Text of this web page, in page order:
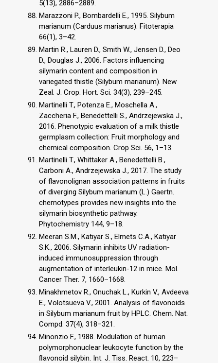
5(13), 2886–2889.
Marazzoni P., Bombardelli E., 1995. Silybum
marianum (Carduus marianus). Fitoterapia
66(1), 3–42.
Martin R., Lauren D., Smith W., Jensen D., Deo
D., Douglas J., 2006. Factors influencing
silymarin content and composition in
variegated thistle (Silybum marianum). New
Zeal. J. Crop. Hort. Sci. 34(3), 239–245.
Martinelli T., Potenza E., Moschella A.,
Zaccheria F., Benedettelli S., Andrzejewska J.,
2016. Phenotypic evaluation of a milk thistle
germplasm collection: Fruit morphology and
chemical composition. Crop Sci. 56, 1–13.
Martinelli T., Whittaker A., Benedettelli B.,
Carboni A., Andrzejewska J., 2017. The study
of flavonolignan association patterns in fruits
of diverging Silybum marianum (L.) Gaertn.
chemotypes provides new insights into the
silymarin biosynthetic pathway.
Phytochemistry 144, 9–18.
Meeran S.M., Katiyar S., Elmets C.A., Katiyar
S.K., 2006. Silymarin inhibits UV radiation-
induced immunosuppression through
augmentation of interleukin-12 in mice. Mol.
Cancer Ther. 7, 1660–1668.
Minakhmetov R., Onuchak L., Kurkin V., Avdeeva
E., Volotsueva V., 2001. Analysis of flavonoids
in Silybum marianum fruit by HPLC. Chem. Nat.
Compd. 37(4), 318–321.
Minonzio F., 1988. Modulation of human
polymorphonuclear leukocyte function by the
ﬂavonoid silybin. Int. J. Tiss. React. 10, 223–